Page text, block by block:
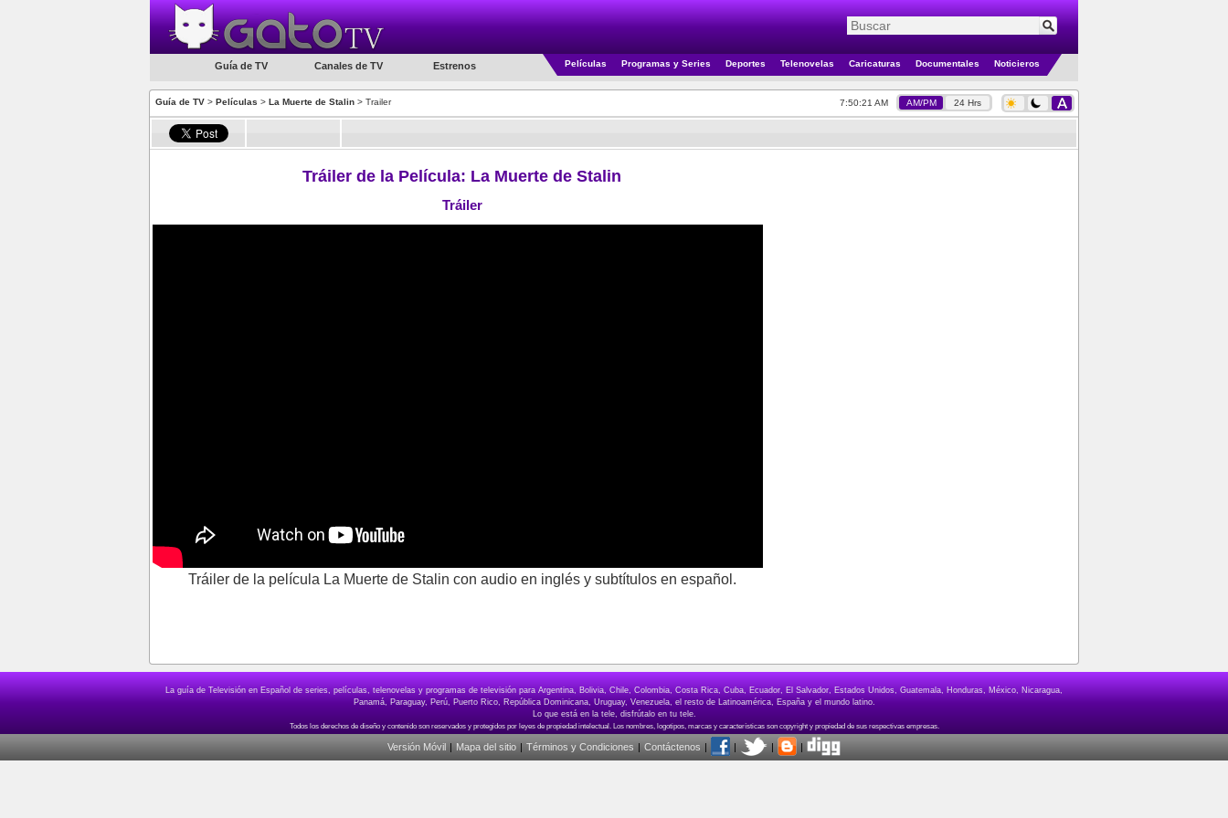
Guía de TV Canales de TV Estrenos Películas Programas y Series Deportes Telenovelas Caricaturas Documentales Noticieros
Guía de TV > Películas > La Muerte de Stalin > Trailer 7:50:21 AM AM/PM 24 Hrs
Tráiler de la Película: La Muerte de Stalin
Tráiler
Tráiler de la película La Muerte de Stalin con audio en inglés y subtítulos en español.
La guía de Televisión en Español de series, películas, telenovelas y programas de televisión para Argentina, Bolivia, Chile, Colombia, Costa Rica, Cuba, Ecuador, El Salvador, Estados Unidos, Guatemala, Honduras, México, Nicaragua,
Panamá, Paraguay, Perú, Puerto Rico, República Dominicana, Uruguay, Venezuela, el resto de Latinoamérica, España y el mundo latino.
Lo que está en la tele, disfrútalo en tu tele.
Versión Móvil | Mapa del sitio | Términos y Condiciones | Contáctenos | | | |